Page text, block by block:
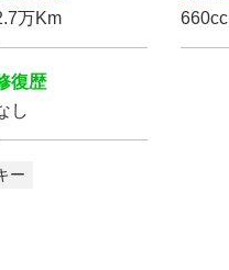
万Km
660cc
復歴
し
ー